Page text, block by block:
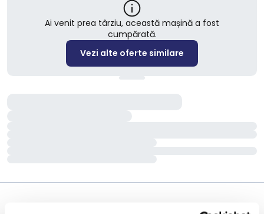
Ai venit prea târziu, această mașină a fost
cumpărată.
Vezi alte oferte similare